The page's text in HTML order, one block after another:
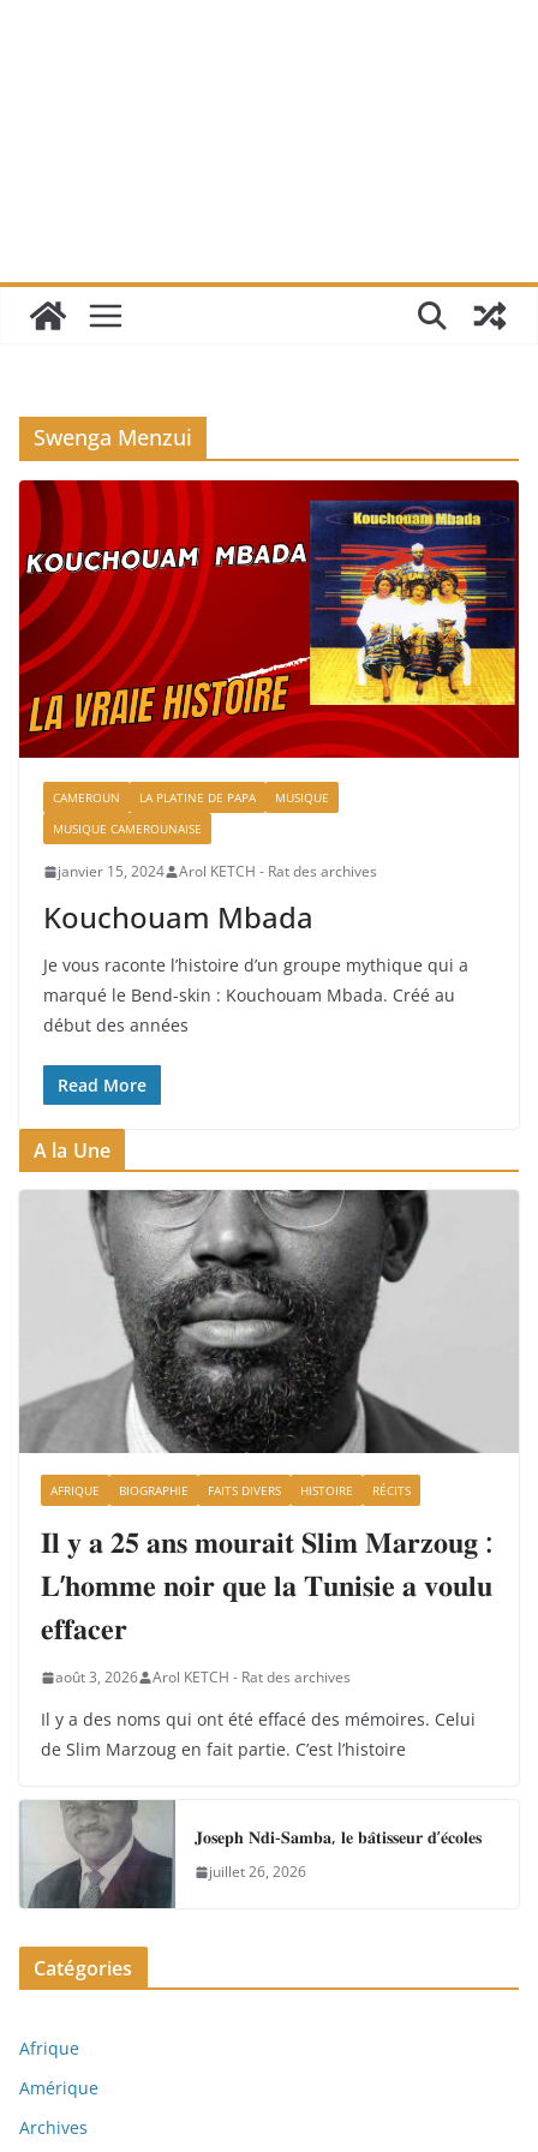
Swenga Menzui
CAMEROUN LA PLATINE DE PAPA
MUSIQUE
MUSIQUE CAMEROUNAISE
janvier 15, 2024 Arol KETCH - Rat des archives
Kouchouam Mbada
Je vous raconte l’histoire d’un groupe mythique qui a
marqué le Bend-skin : Kouchouam Mbada. Créé au
début des années
Read More
A la Une
AFRIQUE BIOGRAPHIE FAITS DIVERS HISTOIRE RÉCITS
𝐈𝐥 𝐲 𝐚 𝟐𝟓 𝐚𝐧𝐬 𝐦𝐨𝐮𝐫𝐚𝐢𝐭 𝐒𝐥𝐢𝐦 𝐌𝐚𝐫𝐳𝐨𝐮𝐠 :
𝐋’𝐡𝐨𝐦𝐦𝐞 𝐧𝐨𝐢𝐫 𝐪𝐮𝐞 𝐥𝐚 𝐓𝐮𝐧𝐢𝐬𝐢𝐞 𝐚 𝐯𝐨𝐮𝐥𝐮
𝐞𝐟𝐟𝐚𝐜𝐞𝐫
août 3, 2026 Arol KETCH - Rat des archives
Il y a des noms qui ont été effacé des mémoires. Celui
de Slim Marzoug en fait partie. C’est l’histoire
𝐉𝐨𝐬𝐞𝐩𝐡 𝐍𝐝𝐢-𝐒𝐚𝐦𝐛𝐚, 𝐥𝐞 𝐛𝐚̂𝐭𝐢𝐬𝐬𝐞𝐮𝐫 𝐝’𝐞́𝐜𝐨𝐥𝐞𝐬
juillet 26, 2026
Catégories
Afrique
Amérique
Archives